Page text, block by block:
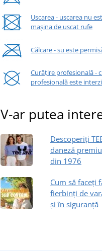
Uscarea - uscarea nu
mașina de uscat rufe
Călcare - su este
Curățire profesională -
profesională este
V-ar putea
Descoperiți
daneză
din 1976
Cum să faceți
fierbinți de
și în siguranță